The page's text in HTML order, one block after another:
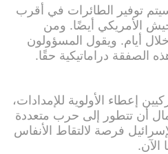
توفير الطائرات في أقرب
الأمريكي أيضًا. ومن
أيام. ويقول المسؤولون
الصفقة دراماتيكية حقًا.
إعطاء الأولوية للإمدادات،
أن تتطور إلى حرب متعددة
فرصة لالتقاط الأنفاس